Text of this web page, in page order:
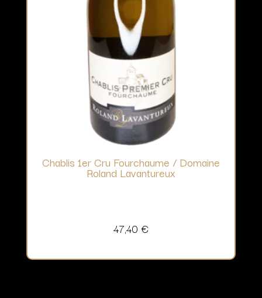
Chablis 1er Cru Fourchaume / Domaine
Roland Lavantureux
47,40 €